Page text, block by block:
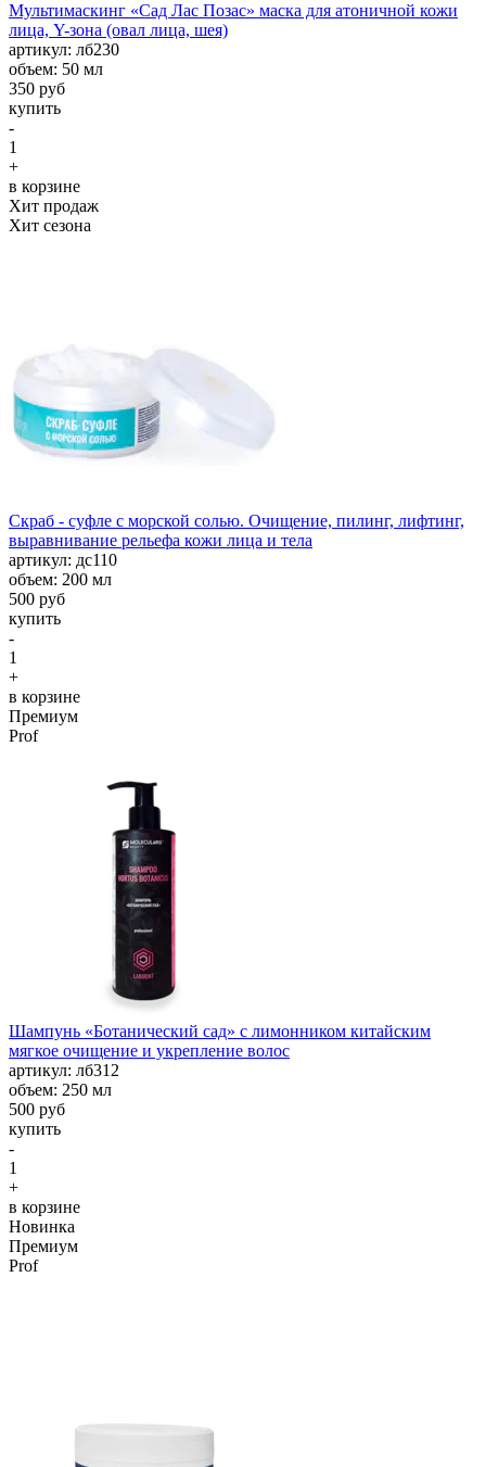
Мультимаскинг «Сад Лас Позас» маска для атоничной кожи
лица, Y-зона (овал лица, шея)
aртикул: лб230
объем: 50 мл
350 руб
купить
-
1
+
в корзине
Хит продаж
Хит сезона
Скраб - суфле с морской солью. Очищение, пилинг, лифтинг,
выравнивание рельефа кожи лица и тела
aртикул: дс110
объем: 200 мл
500 руб
купить
-
1
+
в корзине
Премиум
Prof
Шампунь «Ботанический сад» с лимонником китайским
мягкое очищение и укрепление волос
aртикул: лб312
объем: 250 мл
500 руб
купить
-
1
+
в корзине
Новинка
Премиум
Prof